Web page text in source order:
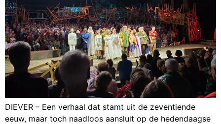
DIEVER – Een verhaal dat stamt uit de zeventiende
eeuw, maar toch naadloos aansluit op de hedendaagse